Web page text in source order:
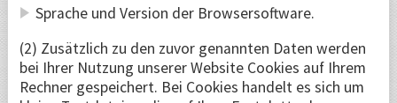
Sprache und Version der Browsersoftware.
(2) Zusätzlich zu den zuvor genannten Daten werden
bei Ihrer Nutzung unserer Website Cookies auf Ihrem
Rechner gespeichert. Bei Cookies handelt es sich um